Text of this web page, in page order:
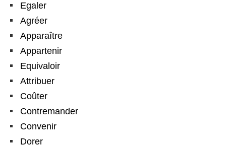
Egaler
Agréer
Apparaître
Appartenir
Equivaloir
Attribuer
Coûter
Contremander
Convenir
Dorer